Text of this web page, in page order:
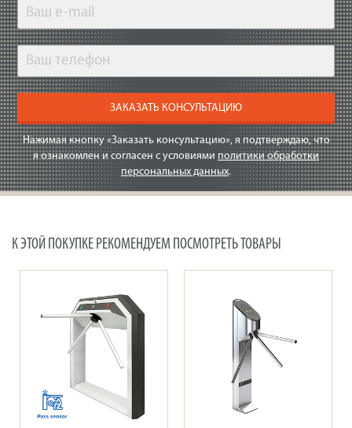
ЗАКАЗАТЬ КОНСУЛЬТАЦИЮ
Нажимая кнопку «Заказать консультацию», я подтверждаю, что
я ознакомлен и согласен с условиями политики обработки
персональных данных.
К ЭТОЙ ПОКУПКЕ РЕКОМЕНДУЕМ ПОСМОТРЕТЬ ТОВАРЫ